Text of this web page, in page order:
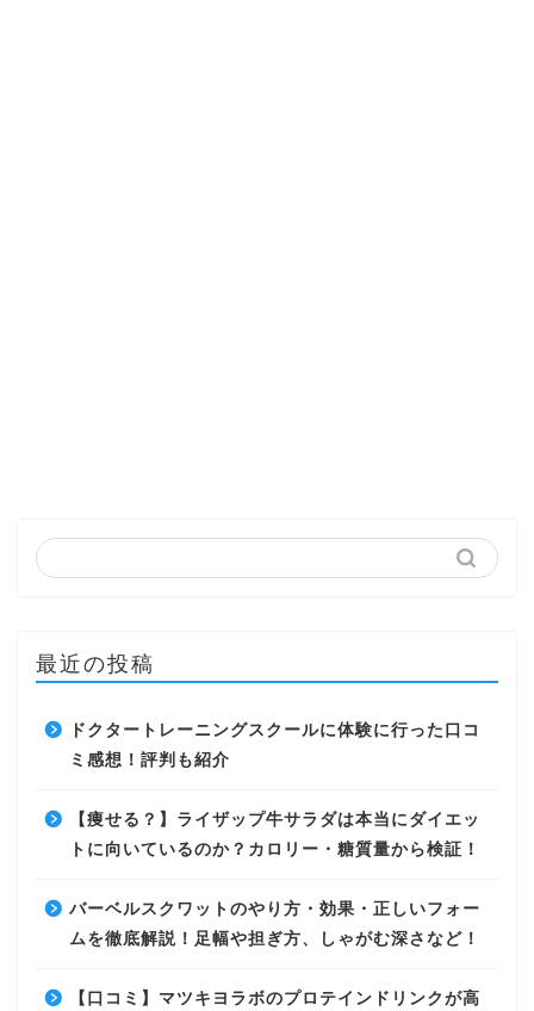
最近の投稿
ドクタートレーニングスクールに体験に行った口コ
ミ感想！評判も紹介
【痩せる？】ライザップ牛サラダは本当にダイエッ
トに向いているのか？カロリー・糖質量から検証！
バーベルスクワットのやり方・効果・正しいフォー
ムを徹底解説！足幅や担ぎ方、しゃがむ深さなど！
【口コミ】マツキヨラボのプロテインドリンクが高